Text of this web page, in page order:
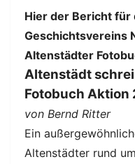
Hier der Bericht für
Geschichtsvereins
Altenstädter
Altenstädt
Fotobuch Aktion
von Bernd Ritter
Ein
Altenstädter rund